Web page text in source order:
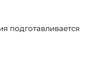
подготавливается